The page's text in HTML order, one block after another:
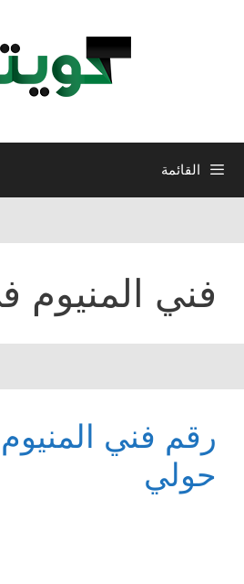
القائمة
فني
رقم فني
حولي